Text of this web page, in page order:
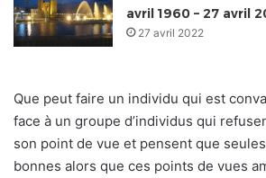
avril 1960 – 27 avril
27 avril 2022
Que peut faire un individu qui est
face à un groupe d’individus qui
son point de vue et pensent que
bonnes alors que ces points de vues